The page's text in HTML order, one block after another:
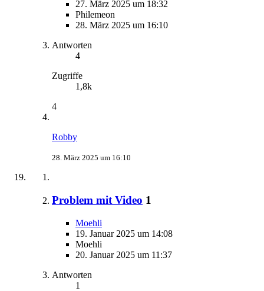
27. März 2025 um 18:32
Philemeon
28. März 2025 um 16:10
Antworten
4
Zugriffe
1,8k
4
Robby
28. März 2025 um 16:10
Problem mit Video 1
Moehli
19. Januar 2025 um 14:08
Moehli
20. Januar 2025 um 11:37
Antworten
1